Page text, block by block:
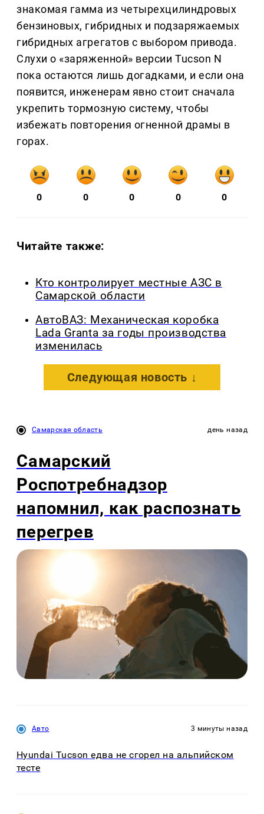
знакомая гамма из четырехцилиндровых
бензиновых, гибридных и подзаряжаемых
гибридных агрегатов с выбором привода.
Слухи о «заряженной» версии Tucson N
пока остаются лишь догадками, и если она
появится, инженерам явно стоит сначала
укрепить тормозную систему, чтобы
избежать повторения огненной драмы в
горах.
0 0 0 0 0
Читайте также:
Кто контролирует местные АЗС в
Самарской области
АвтоВАЗ: Механическая коробка
Lada Granta за годы производства
изменилась
Следующая новость ↓
Самарская область день назад
Самарский
Роспотребнадзор
напомнил, как распознать
перегрев
Авто 3 минуты назад
Hyundai Tucson едва не сгорел на альпийском
тесте